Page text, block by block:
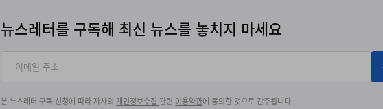
뉴스레터를 구독해 최신 뉴스를 놓치지 마세요
본 뉴스레터 구독 신청에 따라 자사의 개인정보수집관련 이용약관에 동의한 것으로 간주됩니다.